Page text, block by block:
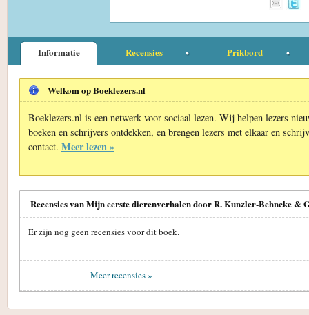
Informatie Recensies Prikbord
Welkom op Boeklezers.nl
Boeklezers.nl is een netwerk voor sociaal lezen. Wij helpen lezers
boeken en schrijvers ontdekken, en brengen lezers met elkaar en
contact. Meer lezen »
Recensies van Mijn eerste dierenverhalen door R. Kunzler-Behncke &
Er zijn nog geen recensies voor dit boek.
Meer recensies »